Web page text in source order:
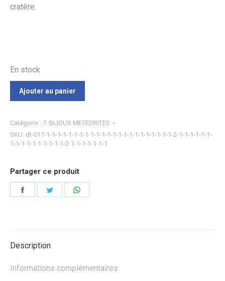
cratère.
En stock
Ajouter au panier
Catégorie : 7. BIJOUX METEORITES
SKU: dt-017-1-1-1-1-1-1-1-1-1-1-1-1-1-1-1-1-1-1-1-1-1-1-1-2-1-1-1-1-1-1-
1-1-1-1-1-1-1-1-1-1-2-1-1-1-1-1-1-1
Partager ce produit
Partager Partager
Description
Informations complémentaires